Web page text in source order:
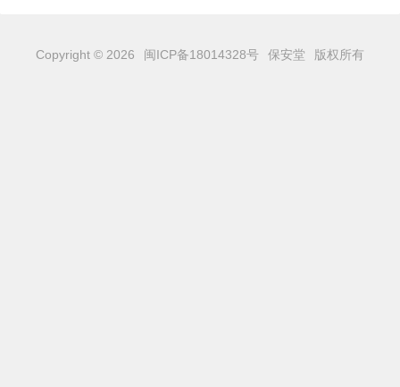
Copyright © 2026 闽ICP备18014328号 保安堂 版权所有